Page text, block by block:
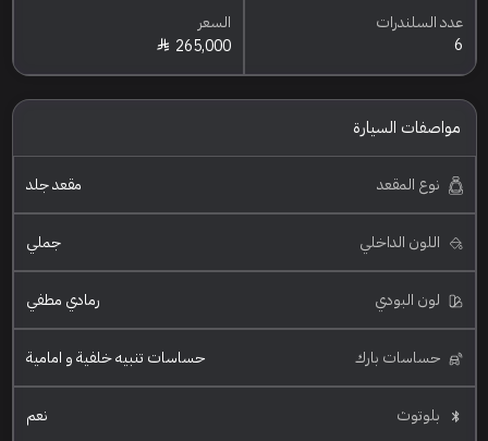
عدد السلندرات
6
السعر
265,000
مواصفات السيارة
نوع المقعد مقعد جلد
اللون الداخلي جملي
لون البودي رمادي مطفي
حساسات بارك حساسات تنبيه خلفية و امامية
بلوتوث نعم